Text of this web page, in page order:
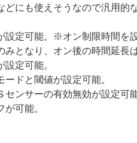
どにも使えそうなので汎用的
設定可能。※オン制限時間を
みとなり、オン後の時間延長
設定可能。
ードと閾値が設定可能。
センサーの有効無効が設定可
が可能。